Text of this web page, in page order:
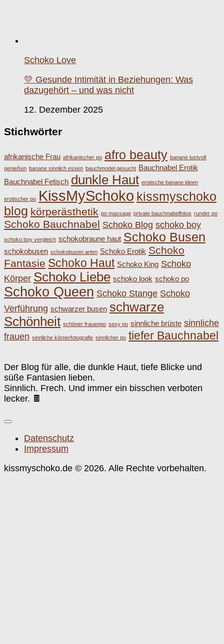
Schoko Love
💛 Gesunde Intimität in Beziehungen: Was
dazugehört – und was nicht
12. Dezember 2025
Stichwörter
afrikanische Frau afrikanischer po afro beauty banane lustvoll
genießen banane sinnlich essen bauchmodel gesucht Bauchnabel Erotik
Bauchnabel Fetisch dunkle Haut erotische banane ideen
erotischer po KissMySchoko kissmyschoko
blog körperästhetik po massage private bauchnabelfotos runder po
Schoko Bauchnabel Schoko Blog schoko boy
schoko boy vergleich schokobraune haut Schoko Busen
schokobusen schokobusen arten Schoko Erotik Schoko
Fantasie Schoko Haut Schoko King Schoko
Körper Schoko Liebe schoko look schoko po
Schoko Queen Schoko Stange Schoko
Verführung schwarzer busen schwarze
Schönheit schöner frauenpo sexy po sinnliche brüste sinnliche
frauen sinnliche körperfotografie sinnlicher po tiefer Bauchnabel
Der Blog für alle, die dunkle Haut, tiefe Blicke und
süße Fantasien lieben.
Sinnlich. Frech. Und immer ein bisschen verboten
lecker. 🍫
Datenschutz
Impressum
kissmyschoko.de © 2026. Alle Rechte vorbehalten.